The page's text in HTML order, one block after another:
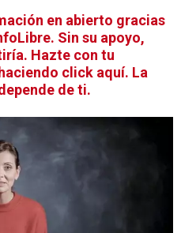
en abierto gracias
Sin su apoyo,
Hazte con tu
click aquí. La
de ti.